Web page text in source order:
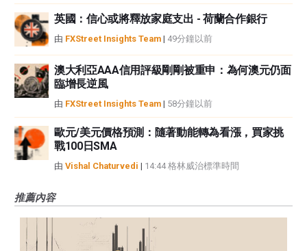
英國：信心或將釋放家庭支出 - 荷蘭合作銀行
由 FXStreet Insights Team | 49分鐘以前
澳大利亞AAA信用評級剛剛被重申：為何澳元仍面
臨增長逆風
由 FXStreet Insights Team | 58分鐘以前
歐元/美元價格預測：隨著動能轉為看漲，買家挑
戰100日SMA
由 Vishal Chaturvedi | 14:44 格林威治標準時間
推薦內容